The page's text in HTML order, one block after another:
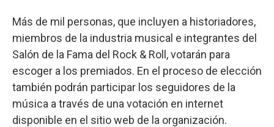
Más de mil personas, que incluyen a historiadores,
miembros de la industria musical e integrantes del
Salón de la Fama del Rock & Roll, votarán para
escoger a los premiados. En el proceso de elección
también podrán participar los seguidores de la
música a través de una votación en internet
disponible en el sitio web de la organización.